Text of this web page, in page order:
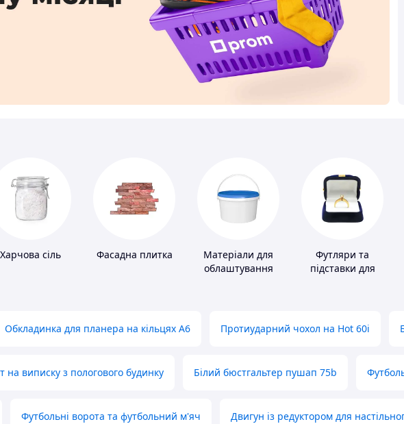
Харчова сіль Фасадна плитка
Матеріали для
облаштування
Футляри та
підставки для
Обкладинка для планера на кільцях А6 Протиударний чохол на Hot 60i
виписку з пологового будинку Білий бюстгальтер пушап 75b
Футбольні ворота та футбольний м'яч Двигун із редуктором для